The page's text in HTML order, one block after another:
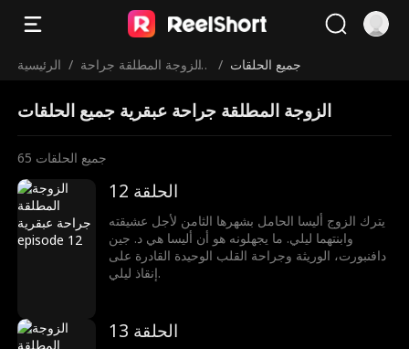
الرئيسية / الزوجة المطلقة جراحة
/ جميع الحلقات
الزوجة المطلقة جراحة عبقرية جميع الحلقات
65 جميع الحلقات
الحلقة 12
يترك الزوج أليسا الحامل بشهرها الثامن لأجل عشيقته
وابنتهما ليلي. ما يجهلونه هو أن أليسا هي د. جين
دافنبورت، الوريثة وجراحة القلب الوحيدة القادرة على
إنقاذ ليلي.
الحلقة 13